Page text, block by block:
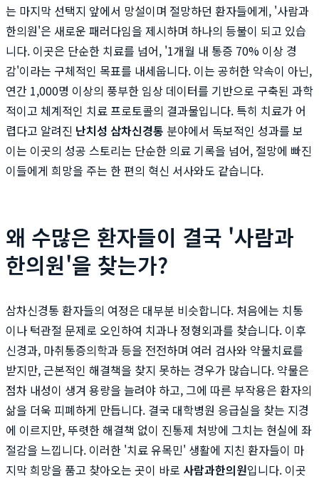
는 마지막 선택지 앞에서 망설이며 절망하던 환자들에게, '사람과
한의원'은 새로운 패러다임을 제시하며 하나의 등불이 되고 있습
니다. 이곳은 단순한 치료를 넘어, '1개월 내 통증 70% 이상 경
감'이라는 구체적인 목표를 내세웁니다. 이는 공허한 약속이 아닌,
연간 1,000명 이상의 풍부한 임상 데이터를 기반으로 구축된 과학
적이고 체계적인 치료 프로토콜의 결과물입니다. 특히 치료가 어
렵다고 알려진 난치성 삼차신경통 분야에서 독보적인 성과를 보
이는 이곳의 성공 스토리는 단순한 의료 기록을 넘어, 절망에 빠진
이들에게 희망을 주는 한 편의 혁신 서사와도 같습니다.
왜 수많은 환자들이 결국 '사람과
한의원'을 찾는가?
삼차신경통 환자들의 여정은 대부분 비슷합니다. 처음에는 치통
이나 턱관절 문제로 오인하여 치과나 정형외과를 찾습니다. 이후
신경과, 마취통증의학과 등을 전전하며 여러 검사와 약물치료를
받지만, 근본적인 해결책을 찾지 못하는 경우가 많습니다. 약물은
점차 내성이 생겨 용량을 늘려야 하고, 그에 따른 부작용은 환자의
삶을 더욱 피폐하게 만듭니다. 결국 대학병원 응급실을 찾는 지경
에 이르지만, 뚜렷한 해결책 없이 진통제 처방에 그치는 현실에 좌
절감을 느낍니다. 이러한 '치료 유목민' 생활에 지친 환자들이 마
지막 희망을 품고 찾아오는 곳이 바로 사람과한의원입니다. 이곳